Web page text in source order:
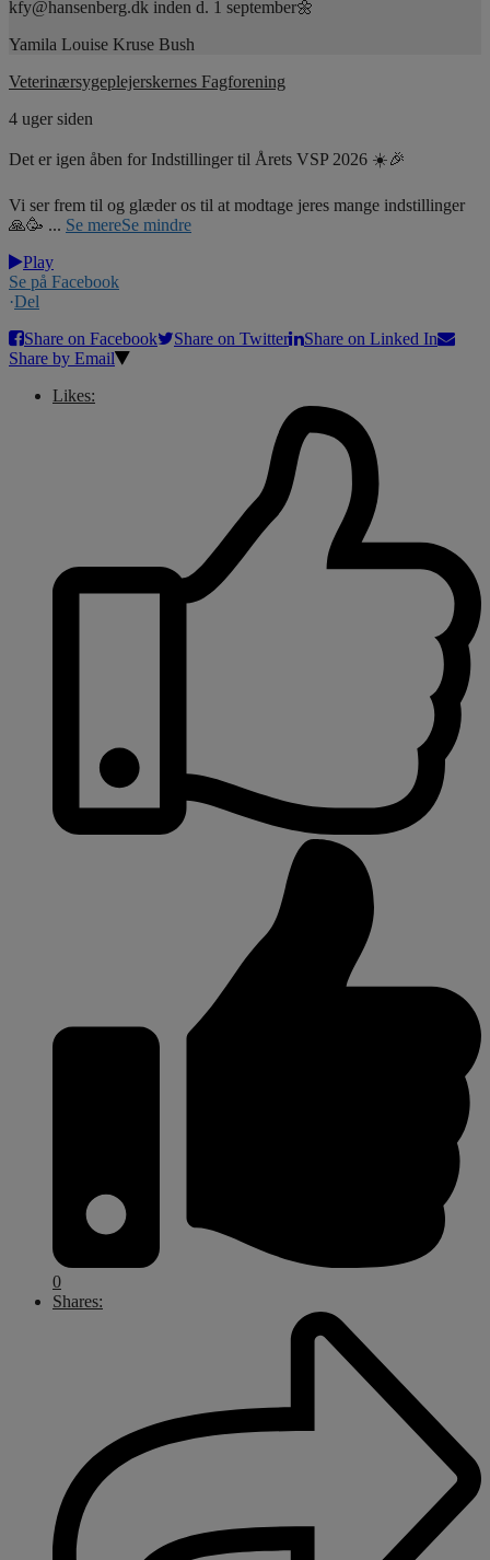
kfy@hansenberg.dk inden d. 1 september🌼
Yamila Louise Kruse Bush
Veterinærsygeplejerskernes Fagforening
4 uger siden
Det er igen åben for Indstillinger til Årets VSP 2026 ☀️🎉
Vi ser frem til og glæder os til at modtage jeres mange indstillinger
🙏🥳 ... Se mereSe mindre
Play
Se på Facebook
·Del
Share on Facebook
Share on Twitter
Share on Linked In
Share by Email
Likes:
0
Shares: